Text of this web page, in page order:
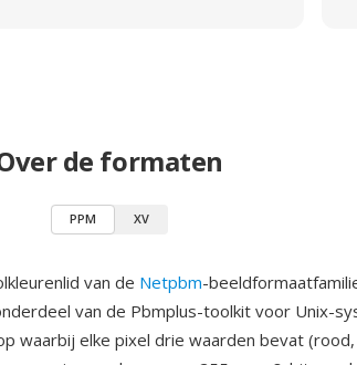
de formaten
PPM XV
van de Netpbm-
van de Pbmplus-toolkit voor Unix-
waarbij elke pixel drie waarden bevat